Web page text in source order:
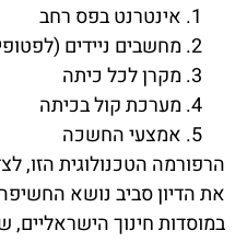
אינטרנט בפס רחב
מחשבים ניידים
מקרן לכל כיתה
מערכת קול בכיתה
אמצעי החשכה
הרפורמה הטכנולוגית הזו,
את הדיון סביב נושא
במוסדות חינוך הישראליים,